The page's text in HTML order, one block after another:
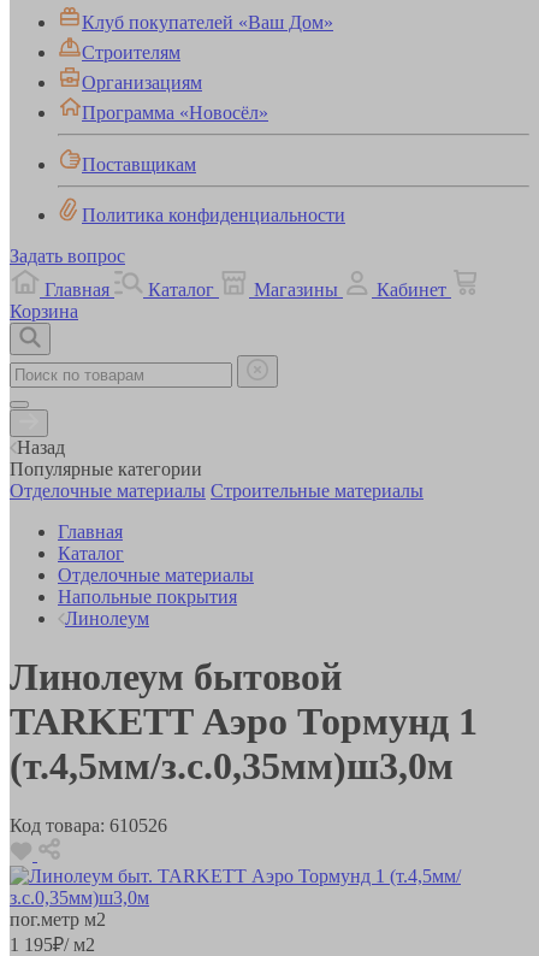
Клуб покупателей «Ваш Дом»
Строителям
Организациям
Программа «Новосёл»
Поставщикам
Политика конфиденциальности
Задать вопрос
Главная
Каталог Магазины
Кабинет
Корзина
Назад
Популярные категории
Отделочные материалы Строительные материалы
Главная
Каталог
Отделочные материалы
Напольные покрытия
Линолеум
Линолеум бытовой
TARKETT Аэро Тормунд 1
(т.4,5мм/з.с.0,35мм)ш3,0м
Код товара: 610526
пог.метр м2
1 195₽/ м2